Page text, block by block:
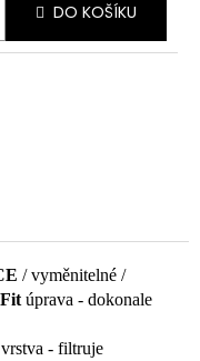
DO KOŠÍKU
/ vyměnitelné /
úprava - dokonale
- filtruje